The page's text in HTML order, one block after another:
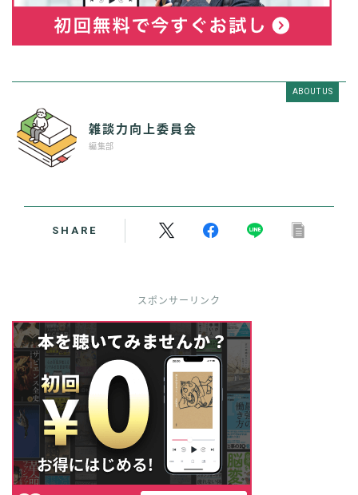
ABOUT US
雑談力向上委員会
編集部
SHARE
スポンサーリンク